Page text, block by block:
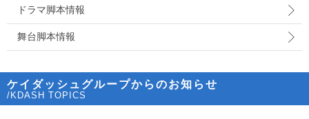
ドラマ脚本情報
舞台脚本情報
ケイダッシュグループからのお知らせ
/KDASH TOPICS